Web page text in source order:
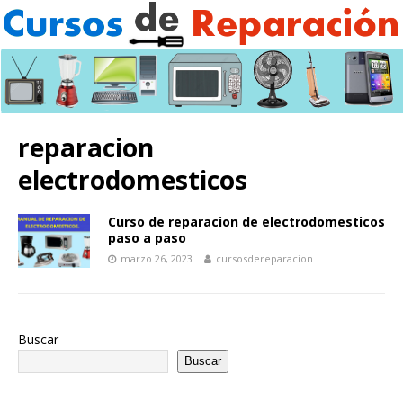
reparacion
electrodomesticos
Curso de reparacion de electrodomesticos
paso a paso
marzo 26, 2023 cursosdereparacion
Buscar
Buscar